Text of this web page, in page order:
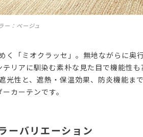
ー：ベージュ
く「ミオクラッセ」。無地ながらに奥
リアに馴染む素朴な見た目で機能性も
光性と、遮熱・保温効果、防炎機能ま
カーテンです。
ーバリエーション